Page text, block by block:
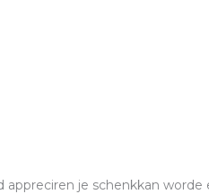
je schenkkan